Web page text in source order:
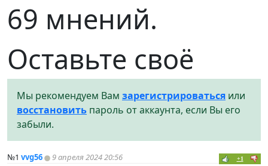
69 мнений.
Оставьте своё
Мы рекомендуем Вам зарегистрироваться или
восстановить пароль от аккаунта, если Вы его
забыли.
№1 vvg56 9 апреля 2024 20:56 +1